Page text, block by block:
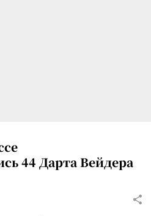
44 Дарта Вейдера